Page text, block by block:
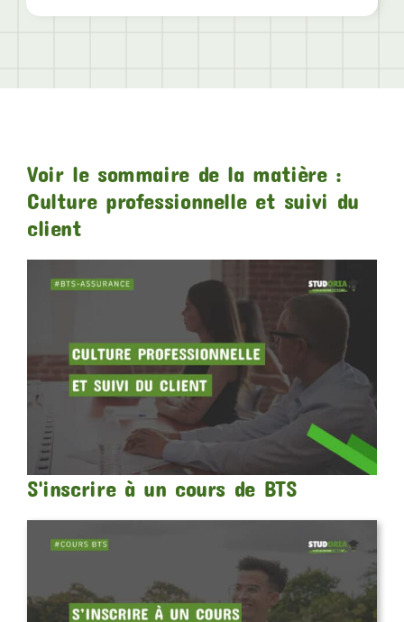
Voir le sommaire de la matière :
Culture professionnelle et suivi du
client
S'inscrire à un cours de BTS